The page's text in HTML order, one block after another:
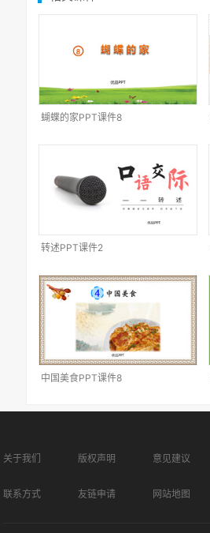
蝴蝶的家PPT课件8
转述PPT课件2
中国美食PPT课件8
关于我们 版权声明 意见建议
联系方式 友链申请 网站地图